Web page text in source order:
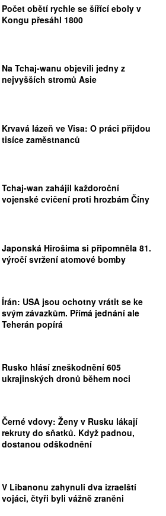
Počet obětí rychle se šířící eboly v
Kongu přesáhl 1800
Na Tchaj-wanu objevili jedny z
nejvyšších stromů Asie
Krvavá lázeň ve Visa: O práci přijdou
tisíce zaměstnanců
Tchaj-wan zahájil každoroční
vojenské cvičení proti hrozbám Číny
Japonská Hirošima si připomněla 81.
výročí svržení atomové bomby
Írán: USA jsou ochotny vrátit se ke
svým závazkům. Přímá jednání ale
Teherán popírá
Rusko hlásí zneškodnění 605
ukrajinských dronů během noci
Černé vdovy: Ženy v Rusku lákají
rekruty do sňatků. Když padnou,
dostanou odškodnění
V Libanonu zahynuli dva izraelští
vojáci, čtyři byli vážně zraněni